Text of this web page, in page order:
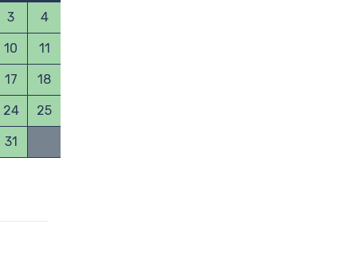
3 4
10 11
17 18
24 25
31